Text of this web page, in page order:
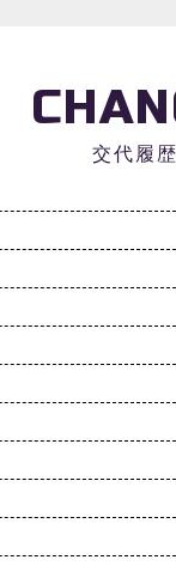
交代履歴